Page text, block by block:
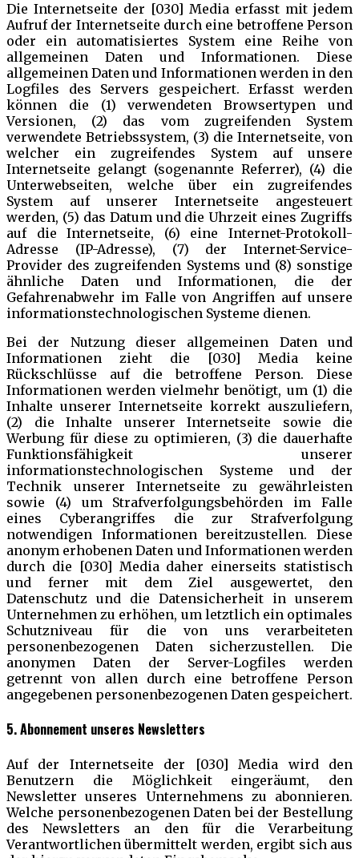
Die Internetseite der [030] Media erfasst mit jedem
Aufruf der Internetseite durch eine betroffene Person
oder ein automatisiertes System eine Reihe von
allgemeinen Daten und Informationen. Diese
allgemeinen Daten und Informationen werden in den
Logfiles des Servers gespeichert. Erfasst werden
können die (1) verwendeten Browsertypen und
Versionen, (2) das vom zugreifenden System
verwendete Betriebssystem, (3) die Internetseite, von
welcher ein zugreifendes System auf unsere
Internetseite gelangt (sogenannte Referrer), (4) die
Unterwebseiten, welche über ein zugreifendes
System auf unserer Internetseite angesteuert
werden, (5) das Datum und die Uhrzeit eines Zugriffs
auf die Internetseite, (6) eine Internet-Protokoll-
Adresse (IP-Adresse), (7) der Internet-Service-
Provider des zugreifenden Systems und (8) sonstige
ähnliche Daten und Informationen, die der
Gefahrenabwehr im Falle von Angriffen auf unsere
informationstechnologischen Systeme dienen.
Bei der Nutzung dieser allgemeinen Daten und
Informationen zieht die [030] Media keine
Rückschlüsse auf die betroffene Person. Diese
Informationen werden vielmehr benötigt, um (1) die
Inhalte unserer Internetseite korrekt auszuliefern,
(2) die Inhalte unserer Internetseite sowie die
Werbung für diese zu optimieren, (3) die dauerhafte
Funktionsfähigkeit unserer
informationstechnologischen Systeme und der
Technik unserer Internetseite zu gewährleisten
sowie (4) um Strafverfolgungsbehörden im Falle
eines Cyberangriffes die zur Strafverfolgung
notwendigen Informationen bereitzustellen. Diese
anonym erhobenen Daten und Informationen werden
durch die [030] Media daher einerseits statistisch
und ferner mit dem Ziel ausgewertet, den
Datenschutz und die Datensicherheit in unserem
Unternehmen zu erhöhen, um letztlich ein optimales
Schutzniveau für die von uns verarbeiteten
personenbezogenen Daten sicherzustellen. Die
anonymen Daten der Server-Logfiles werden
getrennt von allen durch eine betroffene Person
angegebenen personenbezogenen Daten gespeichert.
5. Abonnement unseres Newsletters
Auf der Internetseite der [030] Media wird den
Benutzern die Möglichkeit eingeräumt, den
Newsletter unseres Unternehmens zu abonnieren.
Welche personenbezogenen Daten bei der Bestellung
des Newsletters an den für die Verarbeitung
Verantwortlichen übermittelt werden, ergibt sich aus